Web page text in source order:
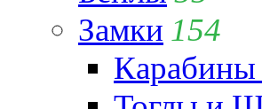
Замки 154